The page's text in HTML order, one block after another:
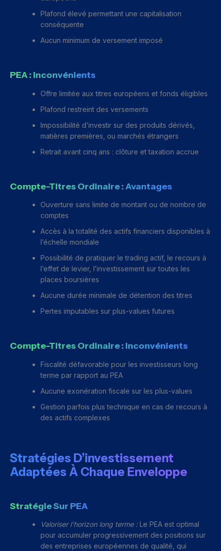
Plafond élevé permettant une capitalisation
conséquente
Aucun minimum de versement imposé
PEA : Inconvénients
Offre limitée aux titres européens et fonds éligibles
Plafond restreint des versements
Impossibilité d’investir sur des produits dérivés,
matières premières, ou marchés étrangers
Retrait avant cinq ans : clôture et taxation accrue
Compte-Titres Ordinaire : Avantages
Ouverture sans limite de montant ou de nombre de
comptes
Accès à la totalité des actifs financiers disponibles à
l’échelle mondiale
Possibilité de pratiquer le trading actif, le recours à
l’effet de levier, l’investissement sur toutes les
places boursières
Aucune durée minimale de détention des titres
Pertes imputables sur plus-values futures
Compte-Titres Ordinaire : Inconvénients
Fiscalité défavorable pour les investisseurs long
terme par rapport au PEA
Aucune exonération fiscale sur les plus-values
Gestion parfois plus technique en cas de recours à
des actifs complexes
Stratégies D’investissement
Adaptées À Chaque Enveloppe
Stratégie Sur PEA
Valoriser l’horizon long terme :Le PEA est optimal
pour accumuler progressivement des positions sur
des entreprises européennes de qualité, qui